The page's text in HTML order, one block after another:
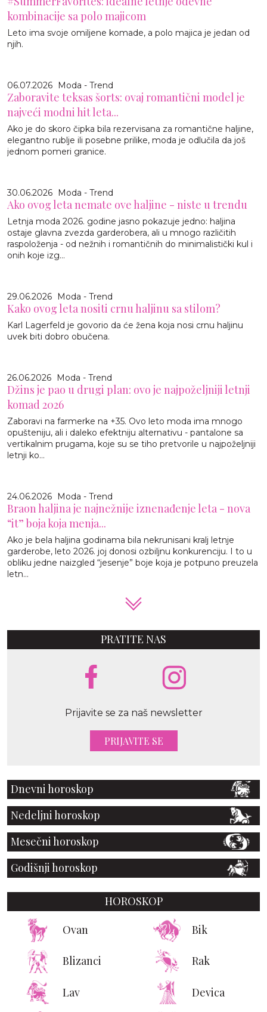
kombinacije sa polo majicom
Leto ima svoje omiljene komade, a polo majica je jedan od
njih.
06.07.2026 Moda - Trend
Zaboravite teksas šorts: ovaj romantični model je
najveći modni hit leta...
Ako je do skoro čipka bila rezervisana za romantične haljine,
elegantno rublje ili posebne prilike, moda je odlučila da još
jednom pomeri granice.
30.06.2026 Moda - Trend
Ako ovog leta nemate ove haljine - niste u trendu
Letnja moda 2026. godine jasno pokazuje jedno: haljina
ostaje glavna zvezda garderobera, ali u mnogo različitih
raspoloženja - od nežnih i romantičnih do minimalistički kul i
onih koje izg...
29.06.2026 Moda - Trend
Kako ovog leta nositi crnu haljinu sa stilom?
Karl Lagerfeld je govorio da će žena koja nosi crnu haljinu
uvek biti dobro obučena.
26.06.2026 Moda - Trend
Džins je pao u drugi plan: ovo je najpoželjniji letnji
komad 2026
Zaboravi na farmerke na +35. Ovo leto moda ima mnogo
opušteniju, ali i daleko efektniju alternativu - pantalone sa
vertikalnim prugama, koje su se tiho pretvorile u najpoželjniji
letnji ko...
24.06.2026 Moda - Trend
Braon haljina je najnežnije iznenađenje leta - nova
“it” boja koja menja...
Ako je bela haljina godinama bila nekrunisani kralj letnje
garderobe, leto 2026. joj donosi ozbiljnu konkurenciju. I to u
obliku jedne naizgled “jesenje” boje koja je potpuno preuzela
letn...
PRATITE NAS
Prijavite se za naš newsletter
PRIJAVITE SE
Dnevni horoskop
Nedeljni horoskop
Mesečni horoskop
Godišnji horoskop
HOROSKOP
Ovan Bik
Blizanci Rak
Lav Devica